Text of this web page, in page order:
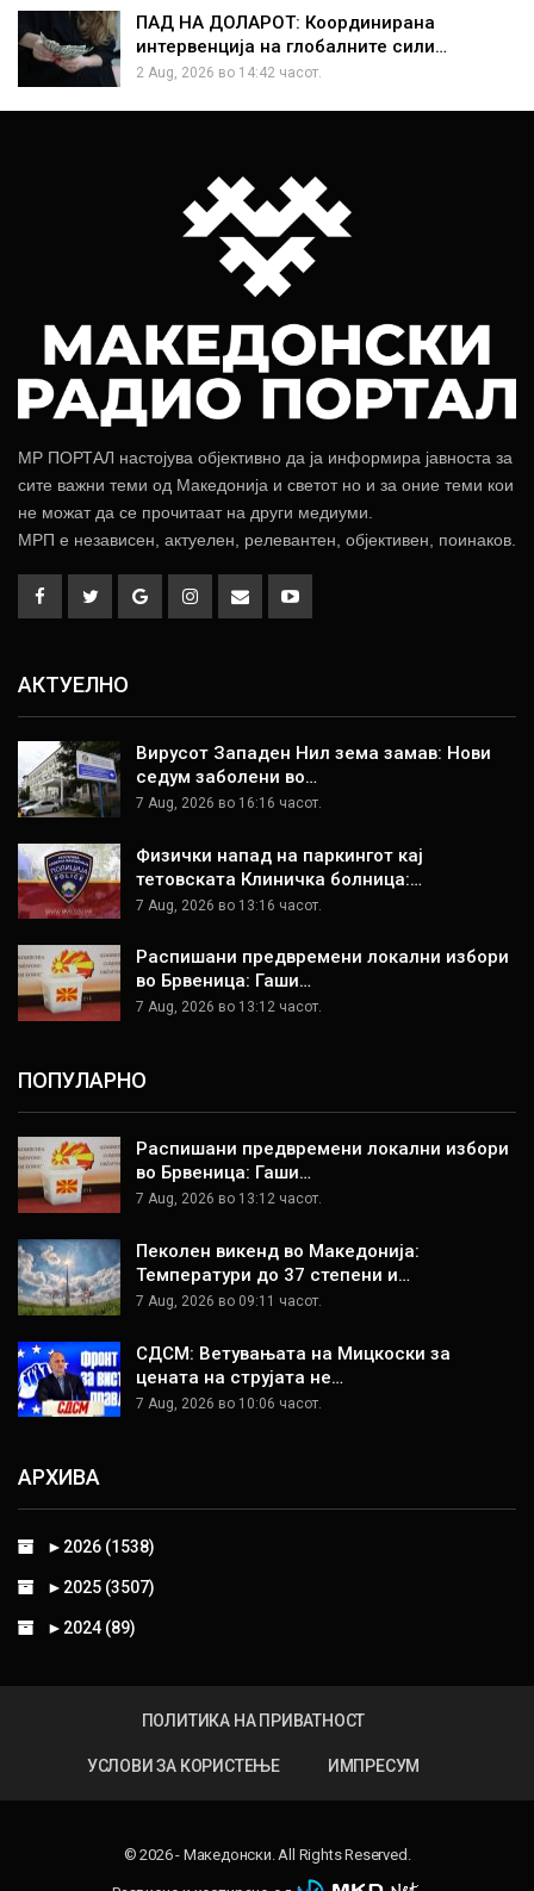
ПАД НА ДОЛАРОТ: Координирана
интервенција на глобалните сили…
2 Aug, 2026 во 14:42 часот.
МР ПОРТАЛ настојува објективно да ја информира јавноста за
сите важни теми од Македонија и светот но и за оние теми кои
не можат да се прочитаат на други медиуми.
МРП е независен, актуелен, релевантен, објективен, поинаков.
АКТУЕЛНО
Вирусот Западен Нил зема замав: Нови
седум заболени во…
7 Aug, 2026 во 16:16 часот.
Физички напад на паркингот кај
тетовската Клиничка болница:…
7 Aug, 2026 во 13:16 часот.
Распишани предвремени локални избори
во Брвеница: Гаши…
7 Aug, 2026 во 13:12 часот.
ПОПУЛАРНО
Распишани предвремени локални избори
во Брвеница: Гаши…
7 Aug, 2026 во 13:12 часот.
Пеколен викенд во Македонија:
Температури до 37 степени и…
7 Aug, 2026 во 09:11 часот.
СДСМ: Ветувањата на Мицкоски за
цената на струјата не…
7 Aug, 2026 во 10:06 часот.
АРХИВА
► 2026 (1538)
► 2025 (3507)
► 2024 (89)
ПОЛИТИКА НА ПРИВАТНОСТ
УСЛОВИ ЗА КОРИСТЕЊЕ ИМПРЕСУМ
© 2026 - Македонски. All Rights Reserved.